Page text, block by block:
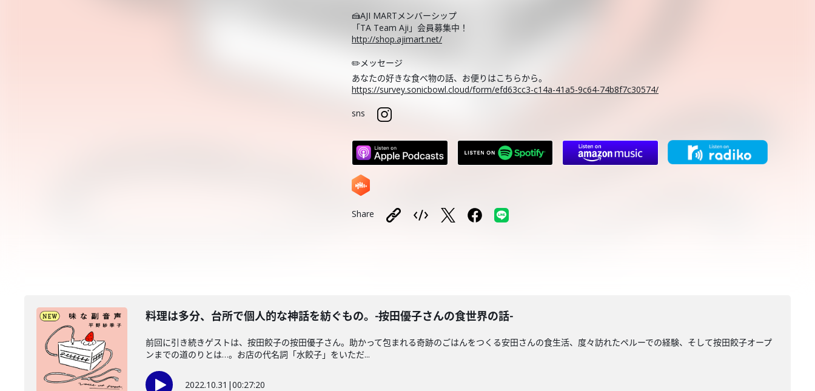
🍰AJI MARTメンバーシップ
「TA Team Aji」会員募集中！
http://shop.ajimart.net/
✏️メッセージ
あなたの好きな食べ物の話、お便りはこちらから。
https://survey.sonicbowl.cloud/form/efd63cc3-c14a-41a5-9c64-74b8f7c30574/
sns
Share
料理は多分、台所で個人的な神話を紡ぐもの。-按田優子さんの食世界の話-
前回に引き続きゲストは、按田餃子の按田優子さん。助かって包まれる奇跡のごはんをつくる安田さんの食生活、度々訪れたペルーでの経験、そして按田餃子オープ
ンまでの道のりとは…。お店の代名詞「水餃子」をいただ...
2022.10.31 |00:27:20